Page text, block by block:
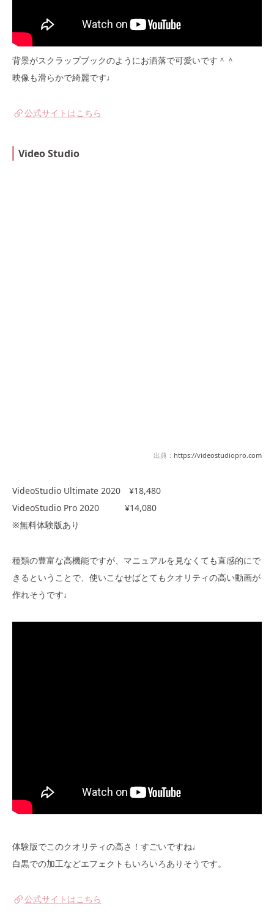
背景がスクラップブックのようにお洒落で可愛いです＾＾
映像も滑らかで綺麗です♩
公式サイトはこちら
Video Studio
出典： https://videostudiopro.com
VideoStudio Ultimate 2020 ¥18,480
VideoStudio Pro 2020 ¥14,080
※無料体験版あり
種類の豊富な高機能ですが、マニュアルを見なくても直感的にで
きるということで、使いこなせばとてもクオリティの高い動画が
作れそうです♩
体験版でこのクオリティの高さ！すごいですね♩
白黒での加工などエフェクトもいろいろありそうです。
公式サイトはこちら